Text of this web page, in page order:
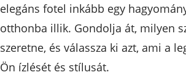
elegáns fotel inkább egy
otthonba illik. Gondolja át, milyen
szeretne, és válassza ki azt, ami a
Ön ízlését és stílusát.